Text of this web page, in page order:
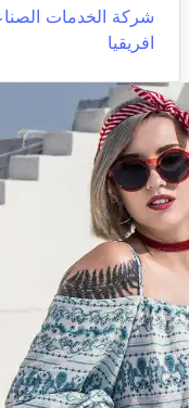
شركة الخدمات
افريقيا